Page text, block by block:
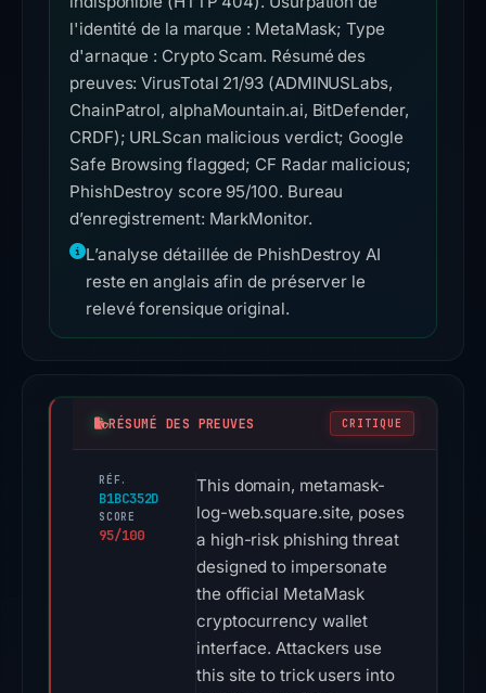
l'identité de la marque : MetaMask; Type
d'arnaque : Crypto Scam. Résumé des
preuves: VirusTotal 21/93 (ADMINUSLabs,
ChainPatrol, alphaMountain.ai, BitDefender,
CRDF); URLScan malicious verdict; Google
Safe Browsing flagged; CF Radar malicious;
PhishDestroy score 95/100. Bureau
d’enregistrement: MarkMonitor.
L’analyse détaillée de PhishDestroy AI
reste en anglais afin de préserver le
relevé forensique original.
RÉSUMÉ DES PREUVES CRITIQUE
RÉF.
B1BC352D
SCORE
95/100
This domain, metamask-
log-web.square.site, poses
a high-risk phishing threat
designed to impersonate
the official MetaMask
cryptocurrency wallet
interface. Attackers use
this site to trick users into